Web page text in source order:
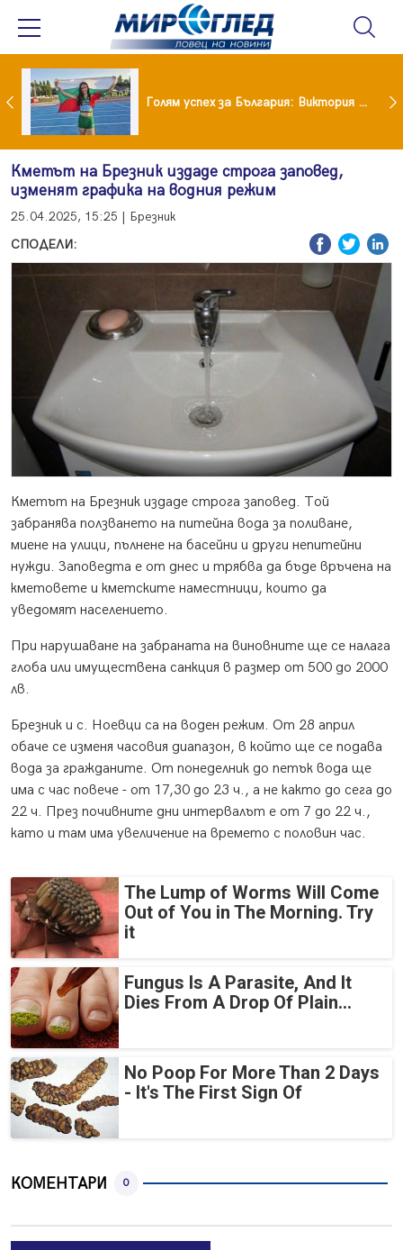
Когато всичко те дразни: тези трикове променят настроението за минути Голям успех за България: Виктория Ангелова грабна световна титла в тройния скок
Кметът на Брезник издаде строга заповед,
изменят графика на водния режим
25.04.2025, 15:25 | Брезник
СПОДЕЛИ:
Кметът на Брезник издаде строга заповед. Той
забранява ползването на питейна вода за поливане,
миене на улици, пълнене на басейни и други непитейни
нужди. Заповедта е от днес и трябва да бъде връчена на
кметовете и кметските наместници, които да
уведомят населението.
При нарушаване на забраната на виновните ще се налага
глоба или имуществена санкция в размер от 500 до 2000
лв.
Брезник и с. Ноевци са на воден режим. От 28 април
обаче се изменя часовия диапазон, в който ще се подава
вода за гражданите. От понеделник до петък вода ще
има с час повече - от 17,30 до 23 ч., а не както до сега до
22 ч. През почивните дни интервалът е от 7 до 22 ч.,
като и там има увеличение на времето с половин час.
The Lump of Worms Will Come
Out of You in The Morning. Try
it
Fungus Is A Parasite, And It
Dies From A Drop Of Plain...
No Poop For More Than 2 Days
- It's The First Sign Of
КОМЕНТАРИ 0